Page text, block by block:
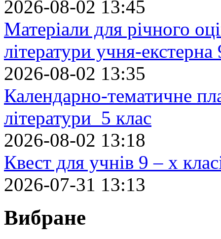
2026-08-02 13:45
Матеріали для річного
літератури учня-екстерна
2026-08-02 13:35
Календарно-тематичне
літератури 5 клас
2026-08-02 13:18
Квест для учнів 9 – х
2026-07-31 13:13
Вибране